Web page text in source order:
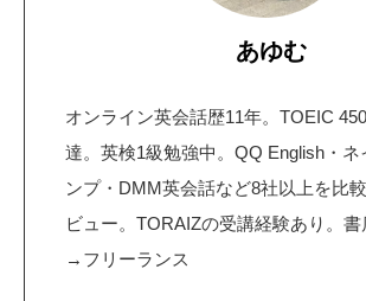
あゆむ
オンライン英会話歴11年。TOEIC
達。英検1級勉強中。QQ English・ネ
ンプ・DMM英会話など8社以上を比
ビュー。TORAIZの受講経験あり。
→フリーランス